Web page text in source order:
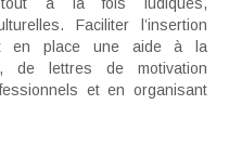
Faciliter l’insertion
en place une aide à la
de lettres de motivation
et en organisant